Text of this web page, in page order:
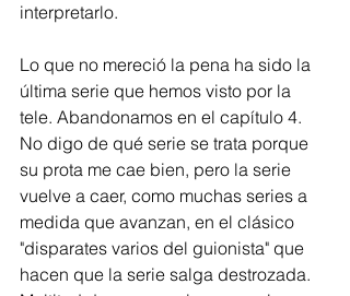
interpretarlo.
Lo que no mereció la pena ha sido la
última serie que hemos visto por la
tele. Abandonamos en el capítulo 4.
No digo de qué serie se trata porque
su prota me cae bien, pero la serie
vuelve a caer, como muchas series a
medida que avanzan, en el clásico
"disparates varios del guionista" que
hacen que la serie salga destrozada.